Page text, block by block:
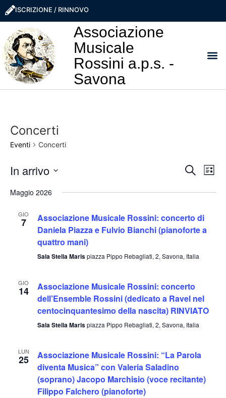
ISCRIZIONE / RINNOVO
Associazione
Musicale
Rossini a.p.s. -
Savona
Concerti
Eventi Concerti
e
viste
CercaLista
In arrivo
la
data.
Maggio 2026
GIO
7
Associazione Musicale Rossini: concerto di
Daniela Piazza e Fulvio Bianchi (pianoforte a
quattro mani)
Sala Stella Marispiazza Pippo Rebagliati, 2, Savona, Italia
GIO
14
Associazione Musicale Rossini: concerto
dell’Ensemble Rossini (dedicato a Ravel nel
centocinquantesimo della nascita) RINVIATO
Sala Stella Marispiazza Pippo Rebagliati, 2, Savona, Italia
LUN
25
Associazione Musicale Rossini: “La Parola
diventa Musica” con Valeria Saladino
(soprano) Jacopo Marchisio (voce recitante)
Filippo Falchero (pianoforte)